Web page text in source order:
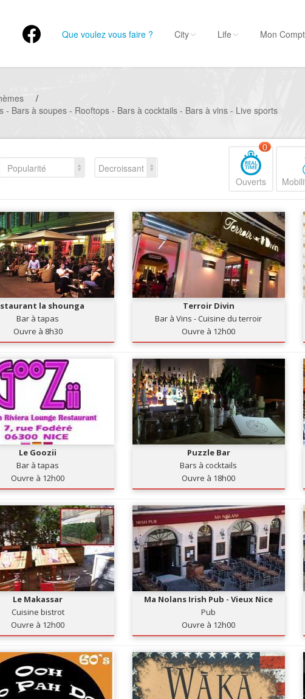
Que voulez vous faire ? City Life Mon
/
Bars à soupes - Rooftops - Bars à cocktails - Bars à vins - Live sports
Popularité
Decroissant
Ouverts
0
la shounga
Bar à tapas
Ouvre à 8h30
Terroir Divin
Bar à Vins - Cuisine du terroir
Ouvre à 12h00
Le Goozii
Bar à tapas
Ouvre à 12h00
Puzzle Bar
Bars à cocktails
Ouvre à 18h00
Le Makassar
Cuisine bistrot
Ouvre à 12h00
Ma Nolans Irish Pub - Vieux Nice
Pub
Ouvre à 12h00